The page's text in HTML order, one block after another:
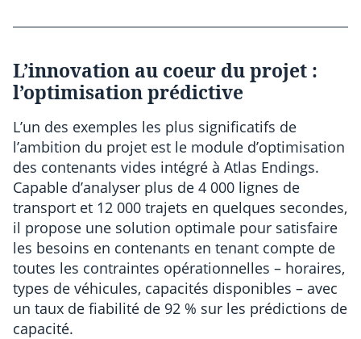
L’innovation au coeur du projet :
l’optimisation prédictive
L’un des exemples les plus significatifs de
l’ambition du projet est le module d’optimisation
des contenants vides intégré à Atlas Endings.
Capable d’analyser plus de 4 000 lignes de
transport et 12 000 trajets en quelques secondes,
il propose une solution optimale pour satisfaire
les besoins en contenants en tenant compte de
toutes les contraintes opérationnelles – horaires,
types de véhicules, capacités disponibles – avec
un taux de fiabilité de 92 % sur les prédictions de
capacité.